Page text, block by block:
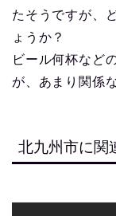
たそうですが、
ょうか？
ビール何杯など
が、あまり関係
北九州市に関